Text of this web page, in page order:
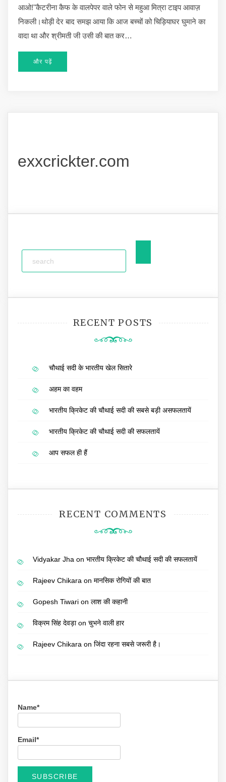
आओ!"कैटरीना कैफ के वालपेपर वाले फोन से महुआ मित्रा टाइप आवाज़
निकली।थोड़ी देर बाद समझ आया कि आज बच्चों को चिड़ियाघर घुमाने का
वादा था और श्रीमती जी उसी की बात कर…
और पढ़ें
exxcrickter.com
RECENT POSTS
चौथाई सदी के भारतीय खेल सितारे
अहम का वहम
भारतीय क्रिकेट की चौथाई सदी की सबसे बड़ी असफलतायें
भारतीय क्रिकेट की चौथाई सदी की सफलतायें
आप सफल ही हैं
RECENT COMMENTS
Vidyakar Jha on भारतीय क्रिकेट की चौथाई सदी की सफलतायें
Rajeev Chikara on मानसिक रोगियों की बात
Gopesh Tiwari on लाश की कहानी
विक्रम सिंह देवड़ाon चुभने वाली हार
Rajeev Chikara on जिंदा रहना सबसे जरूरी है।
Name*
Email*